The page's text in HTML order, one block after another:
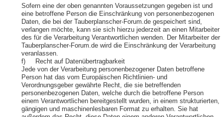
Sofern eine der oben genannten Voraussetzungen gegeben ist und
eine betroffene Person die Einschränkung von personenbezogenen
Daten, die bei der Tauberplanscher-Forum.de gespeichert sind,
verlangen möchte, kann sie sich hierzu jederzeit an einen Mitarbeiter
des für die Verarbeitung Verantwortlichen wenden. Der Mitarbeiter der
Tauberplanscher-Forum.de wird die Einschränkung der Verarbeitung
veranlassen.
f) Recht auf Datenübertragbarkeit
Jede von der Verarbeitung personenbezogener Daten betroffene
Person hat das vom Europäischen Richtlinien- und
Verordnungsgeber gewährte Recht, die sie betreffenden
personenbezogenen Daten, welche durch die betroffene Person
einem Verantwortlichen bereitgestellt wurden, in einem strukturierten,
gängigen und maschinenlesbaren Format zu erhalten. Sie hat